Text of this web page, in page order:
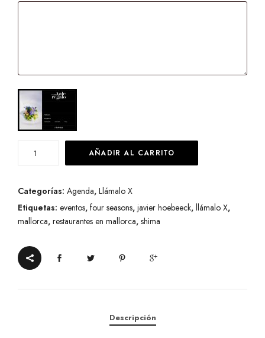
Llámalo
X
La
receta
de
felicidad:
2,
AÑADIR AL CARRITO
Categorías: Agenda, Llámalo X
Etiquetas: eventos, four seasons, javier hoebeeck, llámalo X,
mallorca, restaurantes en mallorca, shima
Descripción